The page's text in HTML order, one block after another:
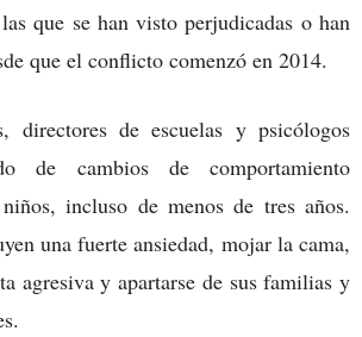
que se han visto perjudicadas o han
que el conflicto comenzó en 2014.
directores de escuelas y psicólogos
de cambios de comportamiento
incluso de menos de tres años.
una fuerte ansiedad, mojar la cama,
agresiva y apartarse de sus familias y